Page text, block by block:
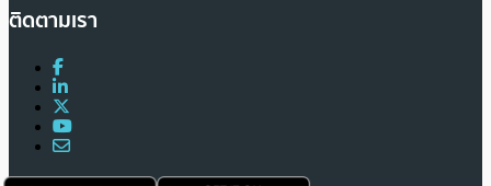
ติดตามเรา